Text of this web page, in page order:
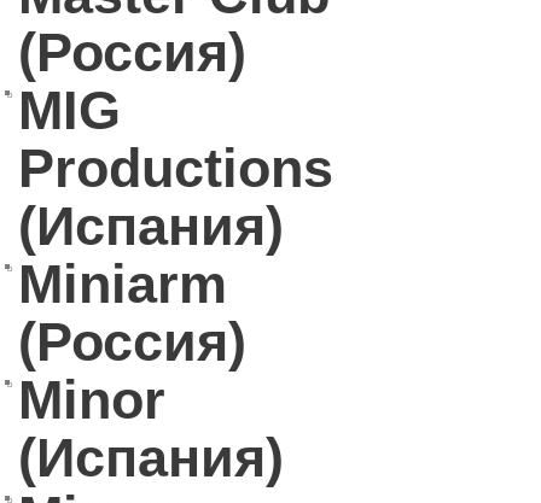
(Россия)
MIG
Productions
(Испания)
Miniarm
(Россия)
Minor
(Испания)